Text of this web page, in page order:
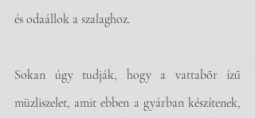
és odaállok a szalaghoz.
Sokan úgy tudják, hogy a vattabőr ízű
müzliszelet, amit ebben a gyárban készítenek,